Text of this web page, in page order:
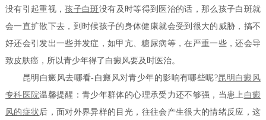
没有引起重视，孩子白斑没有及时等得到医治的话，那么孩子白斑就
会一直扩散下去，到时候孩子的身体健康就会受到很大的威胁，搞不
好还会引发出一些并发症，如甲亢、糖尿病等，在严重一些，还会导
致皮肤癌，所以青少年得了白癜风要及时医治。
昆明白癜风去哪看-白癜风对青少年的影响有哪些呢?昆明白癜风
专科医院温馨提醒：青少年群体的心理承受力还不够强，当患上 白癜
风的症状后，面对外界异样的目光，往往会产生很大的情绪反应，这